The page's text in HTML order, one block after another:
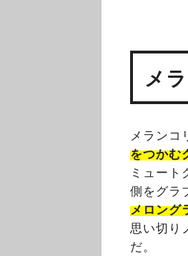
メ
メランコ
をつかむ
ミュート
側をグラ
メロング
思い切り
だ。